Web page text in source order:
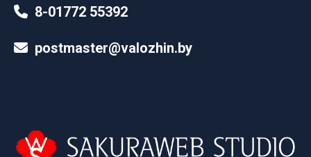
8-01772 55392
postmaster@valozhin.by